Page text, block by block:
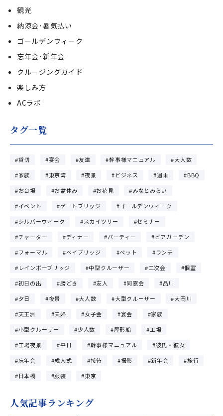
観光
納涼会･暑気払い
ゴールデンウィーク
忘年会･新年会
クルージングガイド
楽しみ方
ACラボ
タグ一覧
貸切 宴会 友達 幹事様マニュアル
大人数
家族
東京湾 夜景 ビジネス 週末
BBQ
お台場
お盆休み お花見
みなとみらい
イベント
ゲートブリッジ
ゴールデンウィーク
シルバーウィーク
スカイツリー
セミナー
チャーター
ディナー パーティー
ビアガーデン
フォーマル
ベイブリッジ ペット
ランチ
レインボーブリッジ
中型クルーザー 二次会
個室
初日の出
勝どき 友人 同窓会
品川
夕日
夜景 大人数 大型クルーザー
大岡川
天王洲
夫婦 女子会 宴会
家族
小型クルーザー
少人数 屋形船
工場
工場夜景
平日 幹事様マニュアル
彼氏・彼女
忘年会
成人式 接待 撮影 新年会
旅行
日本橋
服装 東京
人気記事ランキング